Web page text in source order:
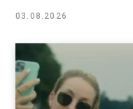
03.08.2026